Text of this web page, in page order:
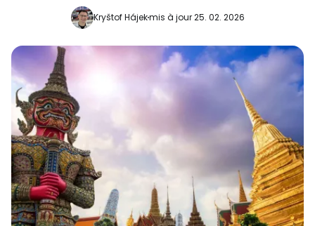
Kryštof Hájekmis à jour 25. 02. 2026
Continuer avec Facebook
Poursuivre avec le courrier
électronique